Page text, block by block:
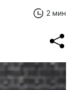
2 мин